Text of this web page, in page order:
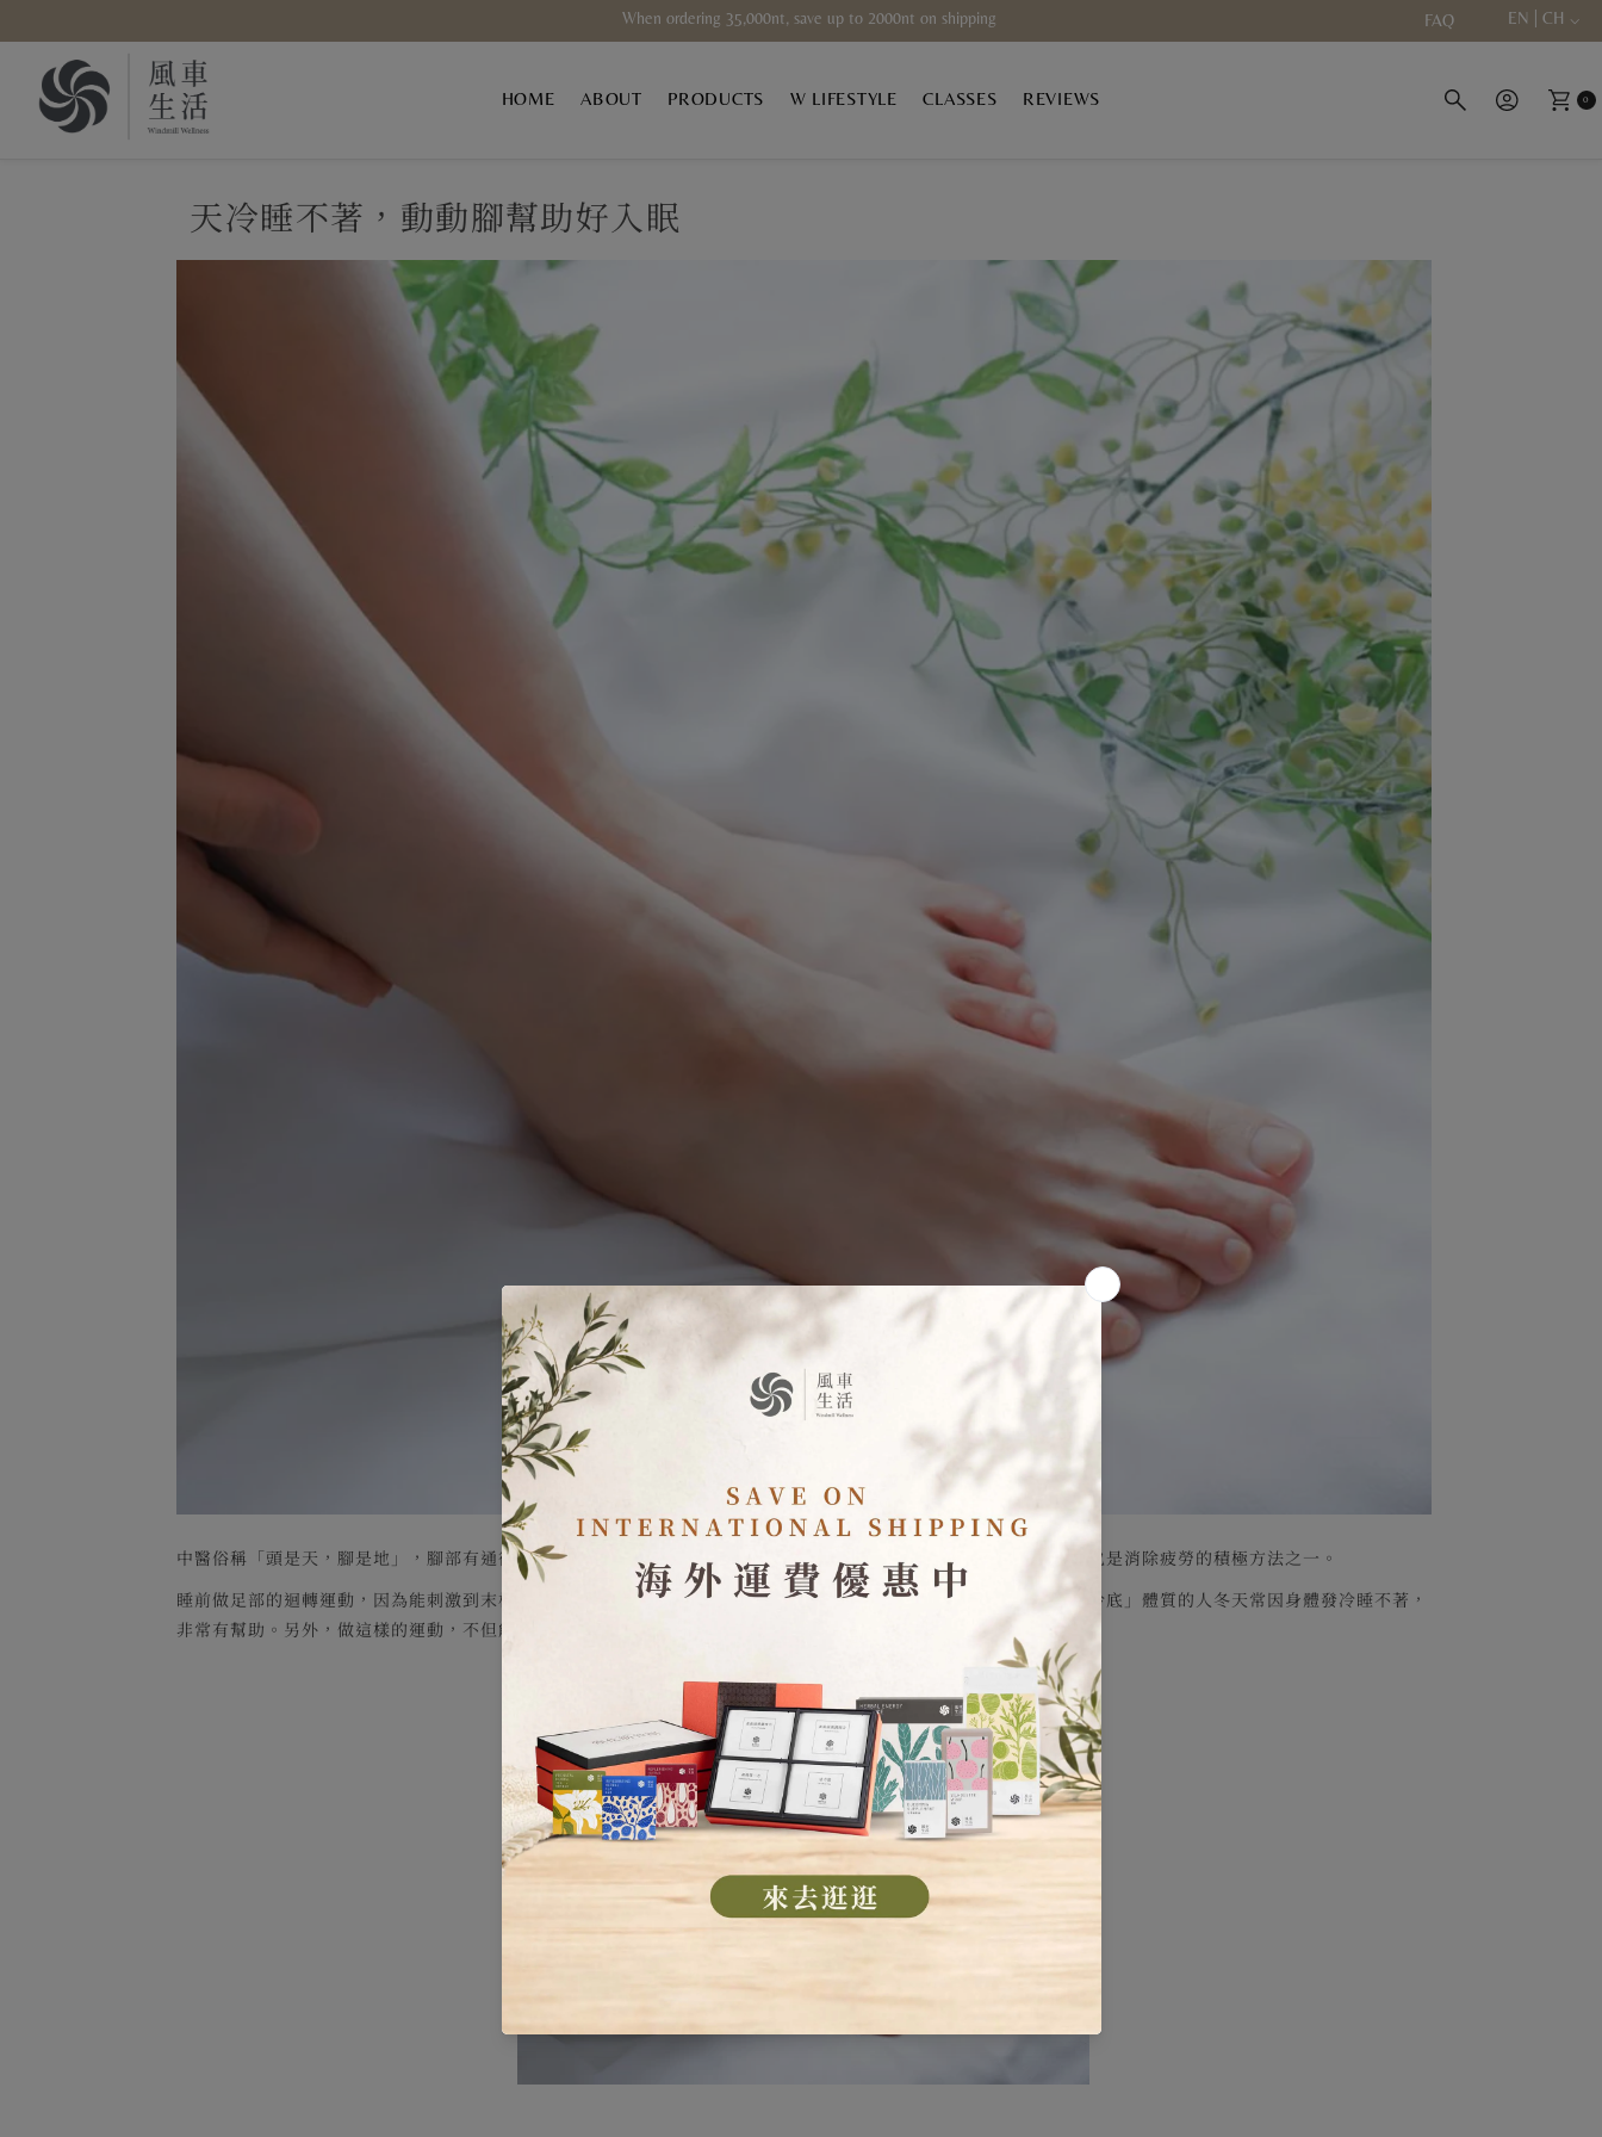
When ordering 35,000nt, save up to 2000nt on shipping FAQ EN | CH
HOME ABOUT PRODUCTS W LIFESTYLE CLASSES REVIEWS 0
天冷睡不著，動動腳幫助好入眠
中醫俗稱「頭是天，腳是地」，腳部有通往全身的經穴，腳底板也被稱為是「第二個心臟」，所以刺激腳部的穴道，也是消除疲勞的積極方法之一。
睡前做足部的迴轉運動，因為能刺激到末梢血管、促進血液循環，腳尖就會暖和起來，因此能幫助睡眠。對於那些「冷底」體質的人冬天常因身體發冷睡不著，
非常有幫助。另外，做這樣的運動，不但能排出體內廢氣，也能改善頸部肌肉和肩膀的痠痛。